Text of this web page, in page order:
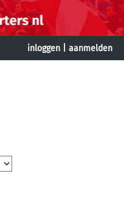
inloggen aanmelden